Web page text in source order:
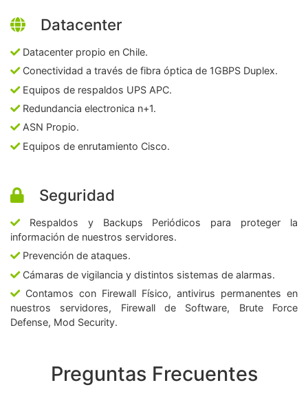
Datacenter
Datacenter propio en Chile.
Conectividad a través de fibra óptica de 1GBPS Duplex.
Equipos de respaldos UPS APC.
Redundancia electronica n+1.
ASN Propio.
Equipos de enrutamiento Cisco.
Seguridad
Respaldos y Backups Periódicos para proteger la
información de nuestros servidores.
Prevención de ataques.
Cámaras de vigilancia y distintos sistemas de alarmas.
Contamos con Firewall Físico, antivirus permanentes en
nuestros servidores, Firewall de Software, Brute Force
Defense, Mod Security.
Preguntas Frecuentes